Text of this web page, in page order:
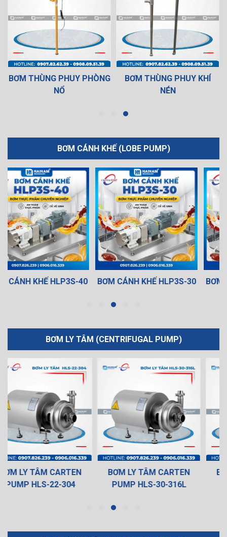
BƠM THÙNG PHUY PHÒNG
NỔ
BƠM THÙNG PHUY KHÍ
NÉN
BƠM CÁNH KHẾ (LOBE PUMP)
BƠM CÁNH KHẾ HLP3S-30 BƠM CÁNH KHẾ HLP3S-20
BƠM LY TÂM (CENTRIFUGAL PUMP)
BƠM LY TÂM CARTEN
PUMP HLS-30-316L
BƠM LY TÂM CARTEN
PUMP HLS-40-316L